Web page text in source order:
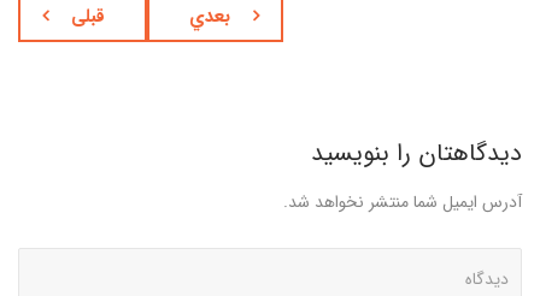
قبلی بعدي
دیدگاهتان را بنویسید
آدرس ایمیل شما منتشر نخواهد شد.